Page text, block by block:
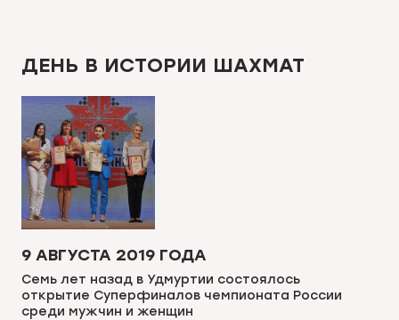
ДЕНЬ В ИСТОРИИ ШАХМАТ
9 АВГУСТА 2019 ГОДА
Семь лет назад в Удмуртии состоялось
открытие Суперфиналов чемпионата России
среди мужчин и женщин